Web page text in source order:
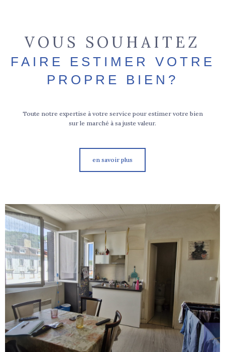
VOUS SOUHAITEZ
FAIRE ESTIMER VOTRE
PROPRE BIEN?
Toute notre expertise à votre service pour estimer votre bien
sur le marché à sa juste valeur.
en savoir plus
voir le
bien